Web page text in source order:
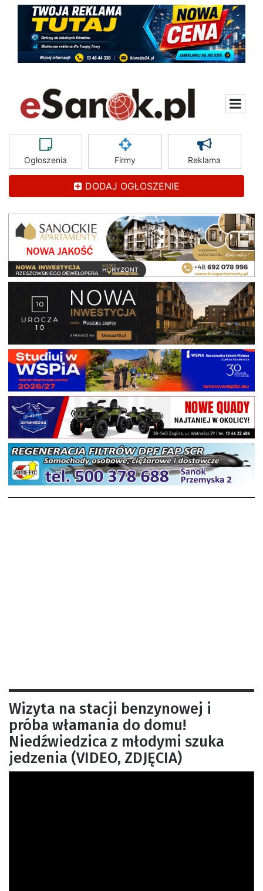
Ogłoszenia Firmy Reklama
DODAJ OGŁOSZENIE
Wizyta na stacji benzynowej i
próba włamania do domu!
Niedźwiedzica z młodymi szuka
jedzenia (VIDEO, ZDJĘCIA)